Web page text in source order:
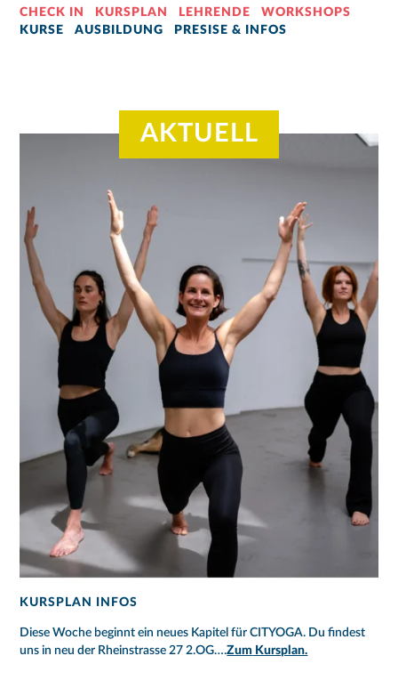
CHECK IN KURSPLAN LEHRENDE
WORKSHOPS
KURSE
AUSBILDUNG PRESISE & INFOS
AKTUELL
KURSPLAN INFOS
Diese Woche beginnt ein neues Kapitel für CITYOGA. Du findest
uns in neu der Rheinstrasse 27 2.OG….Zum Kursplan.